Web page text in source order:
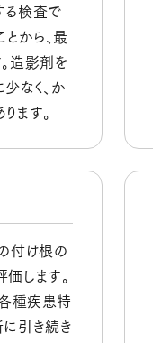
る検査で
から、最
造影剤を
なく、か
ます。
付け根の
します。
種疾患特
引き続き